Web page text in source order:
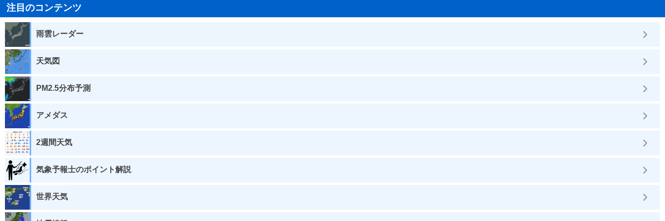
注目のコンテンツ
雨雲レーダー
天気図
PM2.5分布予測
アメダス
2週間天気
気象予報士のポイント解説
世界天気